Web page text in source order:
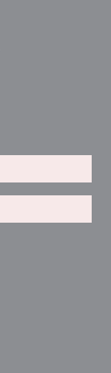
((apre una nuova
nuova finestra))
una nuova